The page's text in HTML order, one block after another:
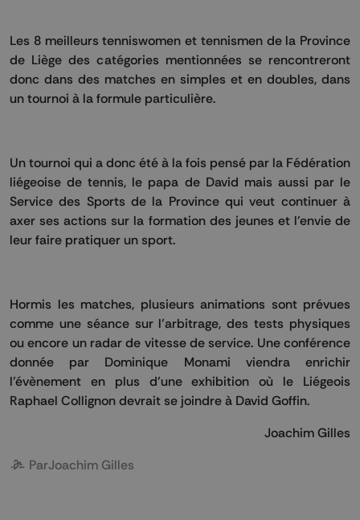
Les 8 meilleurs tenniswomen et tennismen de la Province
de Liège des catégories mentionnées se rencontreront
donc dans des matches en simples et en doubles, dans
un tournoi à la formule particulière.
Un tournoi qui a donc été à la fois pensé par la Fédération
liégeoise de tennis, le papa de David mais aussi par le
Service des Sports de la Province qui veut continuer à
axer ses actions sur la formation des jeunes et l’envie de
leur faire pratiquer un sport.
Hormis les matches, plusieurs animations sont prévues
comme une séance sur l’arbitrage, des tests physiques
ou encore un radar de vitesse de service. Une conférence
donnée par Dominique Monami viendra enrichir
l’évènement en plus d’une exhibition où le Liégeois
Raphael Collignon devrait se joindre à David Goffin.
Joachim Gilles
ParJoachim Gilles